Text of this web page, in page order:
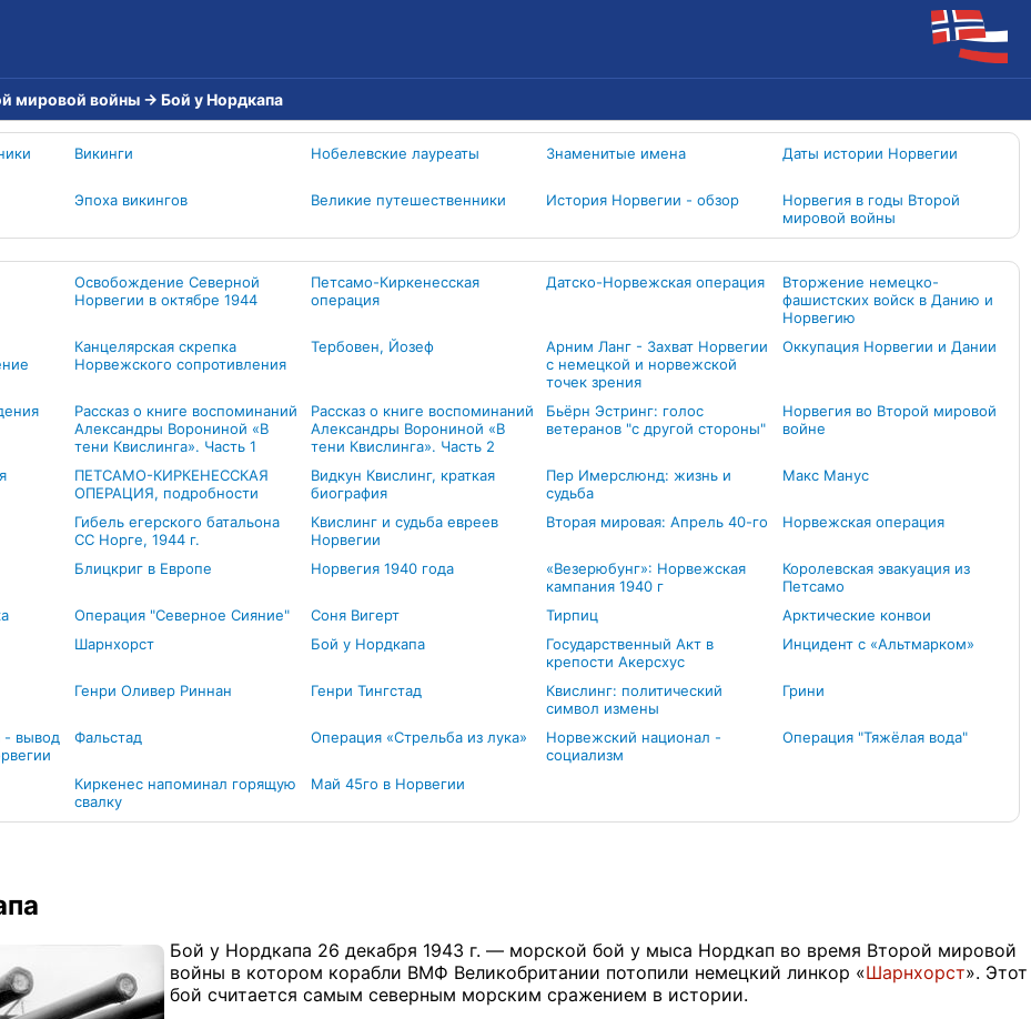
мировой войны → Бой у Нордкапа
Викинги Нобелевские лауреаты Знаменитые имена Даты истории Норвегии
Эпоха викингов Великие путешественники История Норвегии - обзор
Норвегия в годы Второй
мировой войны
Освобождение Северной
Норвегии в октябре 1944
Петсамо-Киркенесская
операция
Датско-Норвежская операция
Вторжение немецко-
фашистских войск в Данию и
Норвегию
Канцелярская скрепка
Норвежского сопротивления
Тербовен, Йозеф
Арним Ланг - Захват Норвегии
с немецкой и норвежской
точек зрения
Оккупация Норвегии и Дании
Рассказ о книге воспоминаний
Александры Ворониной «В
тени Квислинга». Часть 1
Рассказ о книге воспоминаний
Александры Ворониной «В
тени Квислинга». Часть 2
Бьёрн Эстринг: голос
ветеранов "с другой стороны"
Норвегия во Второй мировой
войне
ПЕТСАМО-КИРКЕНЕССКАЯ
ОПЕРАЦИЯ, подробности
Видкун Квислинг, краткая
биография
Пер Имерслюнд: жизнь и
судьба
Макс Манус
Гибель егерского батальона
СС Норге, 1944 г.
Квислинг и судьба евреев
Норвегии
Вторая мировая: Апрель 40-го Норвежская операция
Блицкриг в Европе Норвегия 1940 года
«Везерюбунг»: Норвежская
кампания 1940 г
Королевская эвакуация из
Петсамо
Операция "Северное Сияние" Соня Вигерт Тирпиц
Арктические конвои
Шарнхорст Бой у Нордкапа
Государственный Акт в
крепости Акерсхус
Инцидент с «Альтмарком»
Генри Оливер Риннан Генри Тингстад
Квислинг: политический
символ измены
Грини
- вывод
Фальстад Операция «Стрельба из лука»
Норвежский национал -
социализм
Операция "Тяжёлая вода"
Киркенес напоминал горящую
свалку
Май 45го в Норвегии
Бой у Нордкапа 26 декабря 1943 г. — морской бой у мыса Нордкап во время Второй мировой
войны в котором корабли ВМФ Великобритании потопили немецкий линкор «Шарнхорст». Этот
бой считается самым северным морским сражением в истории.